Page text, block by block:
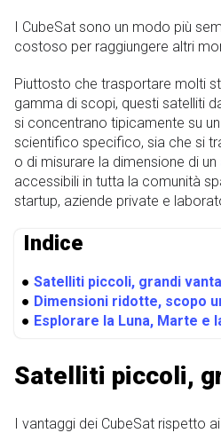
I CubeSat sono un modo più
costoso per raggiungere altri
Piuttosto che trasportare molti
gamma di scopi, questi satelliti
si concentrano tipicamente su
scientifico specifico, sia che si
o di misurare la dimensione di un
accessibili in tutta la comunità
startup, aziende private e
Indice
● Satelliti piccoli, grandi
● Dimensioni ridotte, scopo
● Esplorare la Luna, Marte e
Satelliti piccoli,
I vantaggi dei CubeSat rispetto